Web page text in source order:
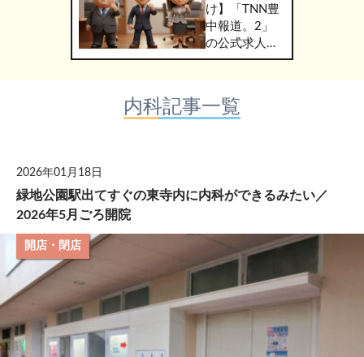
け】「TNN豊
中報道。2」
の公式求人情
報サービス
WORK」のご
掲載につきま
内科記事一覧
2026年01月18日
緑地公園駅出てすぐの東寺内に内科ができるみたい／
2026年5月ごろ開院
開店・閉店